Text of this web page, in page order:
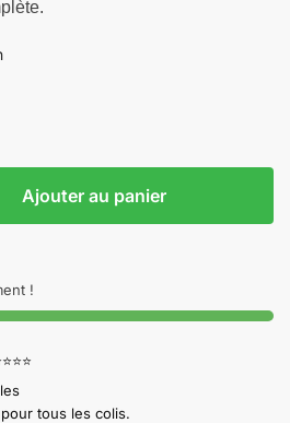
Ajouter au panier
!
tous les colis.